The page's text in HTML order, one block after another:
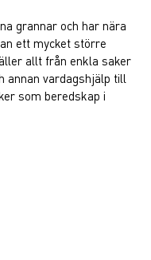
grannar och har nära
ett mycket större
allt från enkla saker
annan vardagshjälp till
som beredskap i